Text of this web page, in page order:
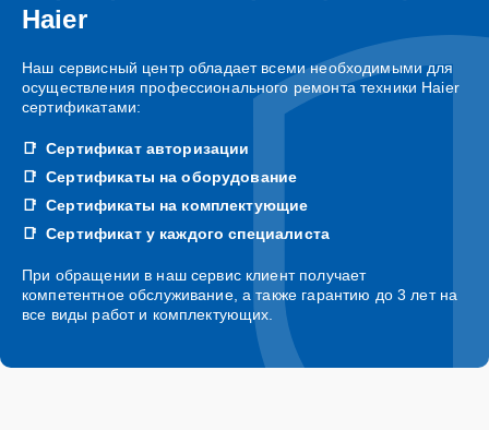
Haier
Наш сервисный центр обладает всеми необходимыми для
осуществления профессионального ремонта техники Haier
сертификатами:
Сертификат авторизации
Сертификаты на оборудование
Сертификаты на комплектующие
Сертификат у каждого специалиста
При обращении в наш сервис клиент получает
компетентное обслуживание, а также гарантию до 3 лет на
все виды работ и комплектующих.